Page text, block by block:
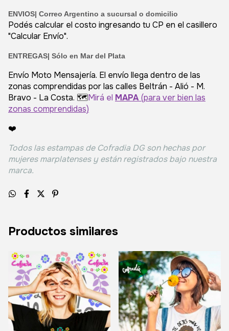
ENVIOS| Correo Argentino a sucursal o domicilio
Podés calcular el costo ingresando tu CP en el casillero
"Calcular Envío".
ENTREGAS| Sólo en Mar del Plata
Envío Moto Mensajería. El envío llega dentro de las
zonas comprendidas por las calles Beltrán - Alió - M.
Bravo - La Costa. 🗺️Mirá el MAPA(para ver bien las
zonas comprendidas)
❤️
Todos las estampas de Cofradia DG son hechas por
mujeres marplatenses y están registrados bajo nuestra
marca.
Productos similares